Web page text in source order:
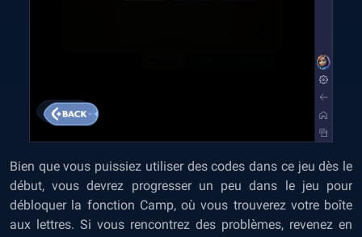
Bien que vous puissiez utiliser des codes dans ce jeu dès le
début, vous devrez progresser un peu dans le jeu pour
débloquer la fonction Camp, où vous trouverez votre boîte
aux lettres. Si vous rencontrez des problèmes, revenez en